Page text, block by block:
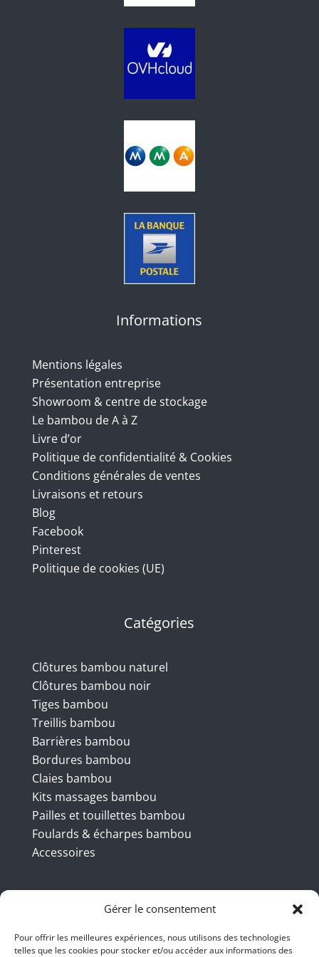
Gérer le consentement
Pour offrir les meilleures expériences, nous utilisons des technologies
telles que les cookies pour stocker et/ou accéder aux informations des
Informations
Mentions légales
Présentation entreprise
Showroom & centre de stockage
Le bambou de A à Z
Livre d’or
Politique de confidentialité & Cookies
Conditions générales de ventes
Livraisons et retours
Blog
Facebook
Pinterest
Politique de cookies (UE)
Catégories
Clôtures bambou naturel
Clôtures bambou noir
Tiges bambou
Treillis bambou
Barrières bambou
Bordures bambou
Claies bambou
Kits massages bambou
Pailles et touillettes bambou
Foulards & écharpes bambou
Accessoires
Coordonnées
BBB INT LTD – RUE DU BAMBOU.COM